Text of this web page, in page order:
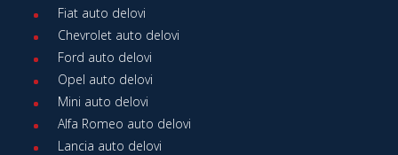
Fiat auto delovi
Chevrolet auto delovi
Ford auto delovi
Opel auto delovi
Mini auto delovi
Alfa Romeo auto delovi
Lancia auto delovi